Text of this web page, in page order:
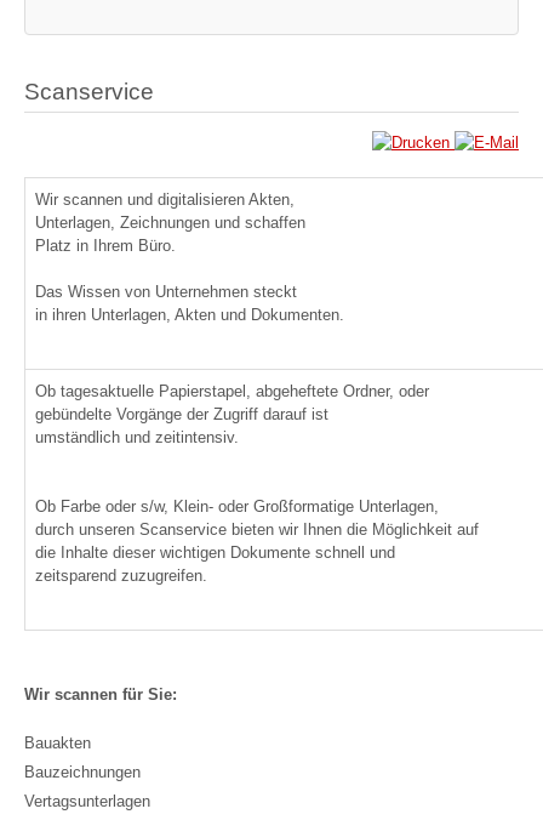
Scanservice
Wir scannen und digitalisieren Akten,
Unterlagen, Zeichnungen und schaffen
Platz in Ihrem Büro.
Das Wissen von Unternehmen steckt
in ihren Unterlagen, Akten und Dokumenten.
Ob tagesaktuelle Papierstapel, abgeheftete Ordner, oder
gebündelte Vorgänge der Zugriff darauf ist
umständlich und zeitintensiv.
Ob Farbe oder s/w, Klein- oder Großformatige Unterlagen,
durch unseren Scanservice bieten wir Ihnen die Möglichkeit auf
die Inhalte dieser wichtigen Dokumente schnell und
zeitsparend zuzugreifen.
Wir scannen für Sie:
Bauakten
Bauzeichnungen
Vertagsunterlagen